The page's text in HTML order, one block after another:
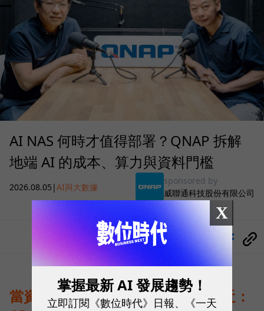
AI NAS 何時才值得部署？QNAP 拆解
地端 AI 的成本、算力與資料門檻
2026.08.05 |AI與大數據
sponsored by
威聯通科技股份有限公司
當資料不能離開企業，運算就得靠近：
X
掌握最新 AI 發展趨勢！
立即訂閱《數位時代》日報、《一天